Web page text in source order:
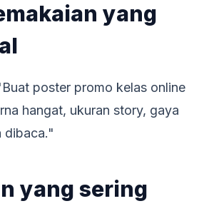
yang
poster promo kelas online
hangat, ukuran story, gaya
dibaca."
yang sering